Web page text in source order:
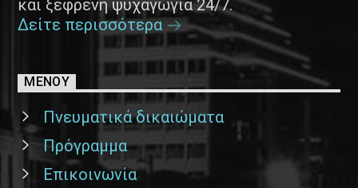
και ξέφρενη ψυχαγωγία 24/7.
Δείτε περισσότερα
ΜΕΝΟΥ
Πνευματικά δικαιώματα
Πρόγραμμα
Επικοινωνία